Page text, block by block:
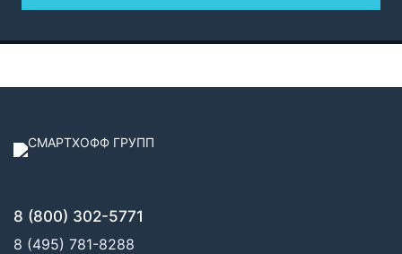
8 (800) 302-5771
8 (495) 781-8288